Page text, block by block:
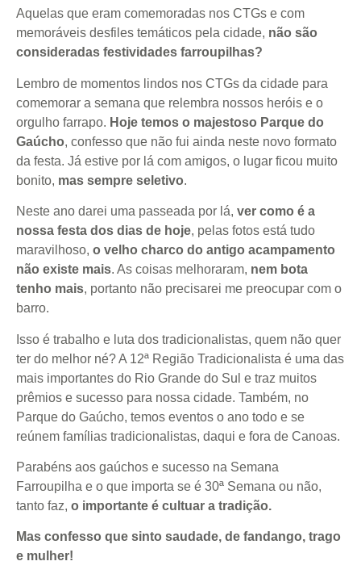
Aquelas que eram comemoradas nos CTGs e com
memoráveis desfiles temáticos pela cidade, não são
consideradas festividades farroupilhas?
Lembro de momentos lindos nos CTGs da cidade para
comemorar a semana que relembra nossos heróis e o
orgulho farrapo. Hoje temos o majestoso Parque do
Gaúcho, confesso que não fui ainda neste novo formato
da festa. Já estive por lá com amigos, o lugar ficou muito
bonito, mas sempre seletivo.
Neste ano darei uma passeada por lá, ver como é a
nossa festa dos dias de hoje, pelas fotos está tudo
maravilhoso, o velho charco do antigo acampamento
não existe mais. As coisas melhoraram, nem bota
tenho mais, portanto não precisarei me preocupar com o
barro.
Isso é trabalho e luta dos tradicionalistas, quem não quer
ter do melhor né? A 12ª Região Tradicionalista é uma das
mais importantes do Rio Grande do Sul e traz muitos
prêmios e sucesso para nossa cidade. Também, no
Parque do Gaúcho, temos eventos o ano todo e se
reúnem famílias tradicionalistas, daqui e fora de Canoas.
Parabéns aos gaúchos e sucesso na Semana
Farroupilha e o que importa se é 30ª Semana ou não,
tanto faz, o importante é cultuar a tradição.
Mas confesso que sinto saudade, de fandango, trago
e mulher!